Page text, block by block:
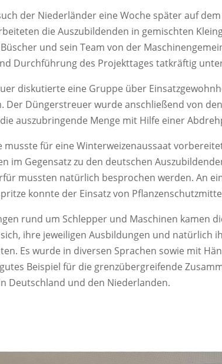
der Niederländer eine Woche später auf
die Auszubildenden in gemischten
Büscher und sein Team von der
Durchführung des Projekttages tatkräftig
diskutierte eine Gruppe über
Der Düngerstreuer wurde anschließend von
auszubringende Menge mit Hilfe einer
musste für eine Winterweizenaussaat
im Gegensatz zu den deutschen
mussten natürlich besprochen werden. An
konnte der Einsatz von
rund um Schlepper und Maschinen kamen
ihre jeweiligen Ausbildungen und natürlich
Es wurde in diversen Sprachen sowie mit
Beispiel für die grenzübergreifende
Deutschland und den Niederlanden.